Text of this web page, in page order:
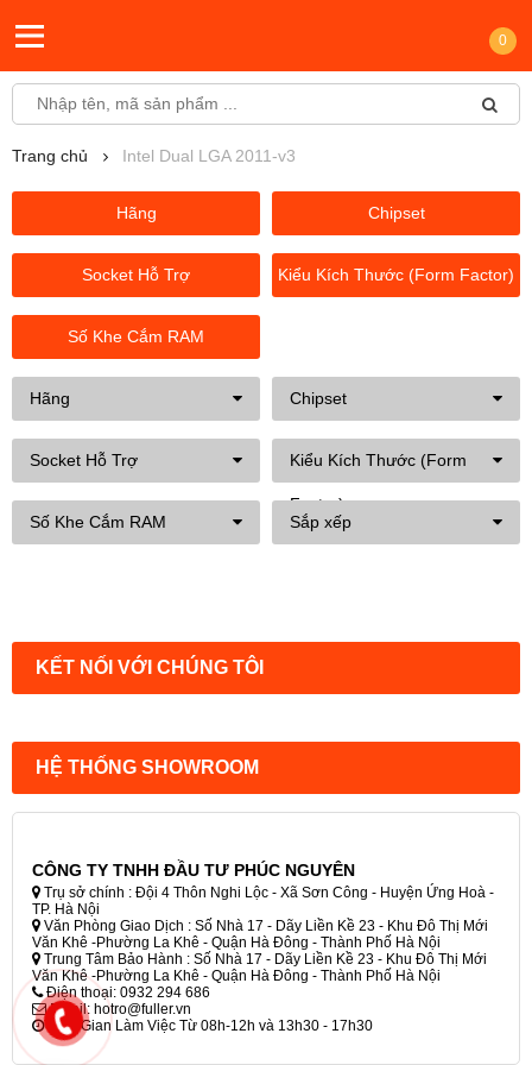
0
Trang chủ Intel Dual LGA 2011-v3
Hãng Chipset
Socket Hỗ Trợ Kiểu Kích Thước (Form Factor)
Số Khe Cắm RAM
Hãng Chipset
Socket Hỗ Trợ Kiểu Kích Thước (Form
Factor)
Số Khe Cắm RAM
Sắp xếp
KẾT NỐI VỚI CHÚNG TÔI
HỆ THỐNG SHOWROOM
CÔNG TY TNHH ĐẦU TƯ PHÚC NGUYÊN
Trụ sở chính : Đội 4 Thôn Nghi Lộc - Xã Sơn Công - Huyện Ứng Hoà -
TP. Hà Nội
Văn Phòng Giao Dịch : Số Nhà 17 - Dãy Liền Kề 23 - Khu Đô Thị Mới
Văn Khê -Phường La Khê - Quận Hà Đông - Thành Phố Hà Nội
Trung Tâm Bảo Hành : Số Nhà 17 - Dãy Liền Kề 23 - Khu Đô Thị Mới
Văn Khê -Phường La Khê - Quận Hà Đông - Thành Phố Hà Nội
Điện thoại: 0932 294 686
Email: hotro@fuller.vn
Thời Gian Làm Việc Từ 08h-12h và 13h30 - 17h30